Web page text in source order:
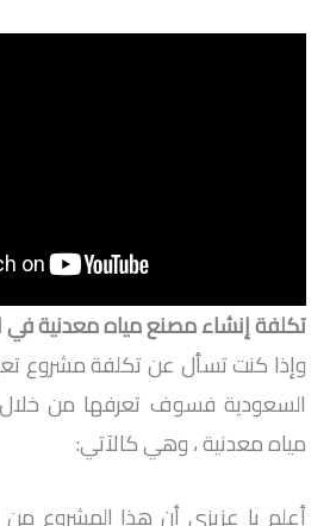
تكلفة إنشاء مصنع مياه معدنية
وإذا كنت تسأل عن تكلفة مشروع
السعودية فسوف تعرفها من
مياه معدنية ، وهي كالآتي:
أعلم يا عزيزي أن هذا المشروع من